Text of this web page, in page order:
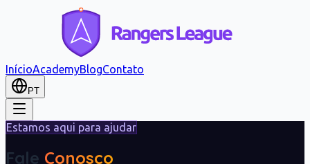
InícioAcademyBlogContato
PT
Estamos aqui para ajudar
Fale Conosco